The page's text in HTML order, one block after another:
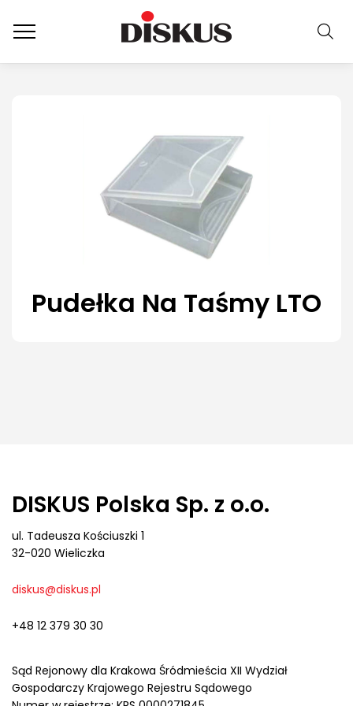
Pudełka Na Taśmy LTO
DISKUS Polska Sp. z o.o.
ul. Tadeusza Kościuszki 1
32-020 Wieliczka
diskus@diskus.pl
+48 12 379 30 30
Sąd Rejonowy dla Krakowa Śródmieścia XII Wydział
Gospodarczy Krajowego Rejestru Sądowego